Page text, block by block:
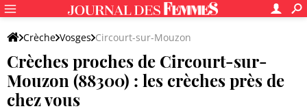
Crèche Vosges Circourt-sur-Mouzon
Crèches proches de Circourt-sur-
Mouzon (88300) : les crèches près de
chez vous